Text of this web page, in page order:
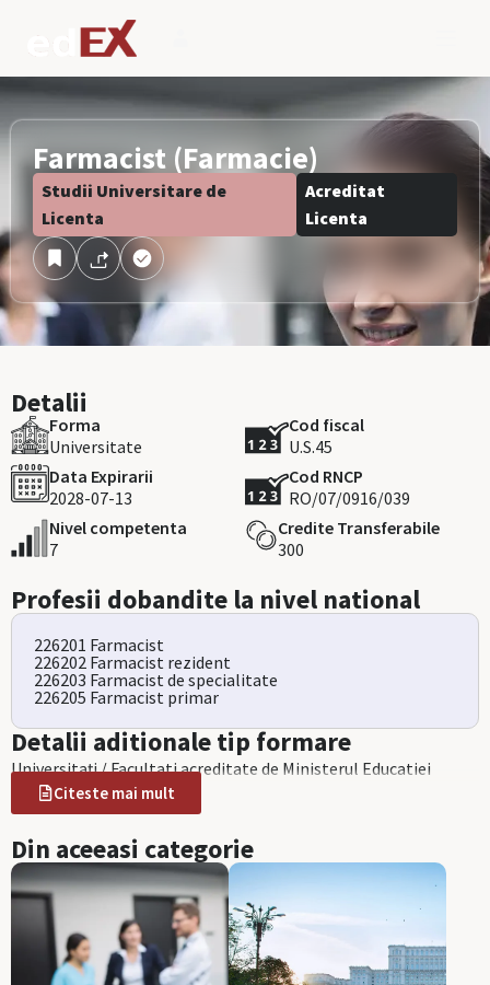
Farmacist (Farmacie)
Studii Universitare de
Licenta
Acreditat
Licenta
Detalii
Forma
Universitate
Cod fiscal
U.S.45
Data Expirarii
2028-07-13
Cod RNCP
RO/07/0916/039
Nivel competenta
7
Credite Transferabile
300
Profesii dobandite la nivel national
226201 Farmacist
226202 Farmacist rezident
226203 Farmacist de specialitate
226205 Farmacist primar
Detalii aditionale tip formare
Universitați / Facultati acreditate de Ministerul Educatiei
Citeste mai mult
Din aceeasi categorie